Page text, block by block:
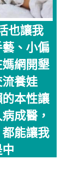
也讓我
、小偏
網開墾
養娃
本性讓
成醫，
能讓我